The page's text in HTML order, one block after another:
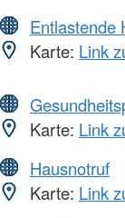
Entlastende
Karte: Link
Karte: Link
Hausnotruf
Karte: Link